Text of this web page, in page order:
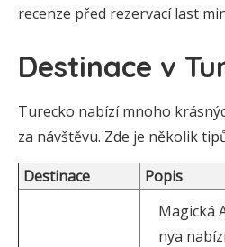
recenze před rezervací last
Destinace v
Turecko nabízí mnoho
za návštěvu. Zde je několik
Destinace
Popis
Magická
nya